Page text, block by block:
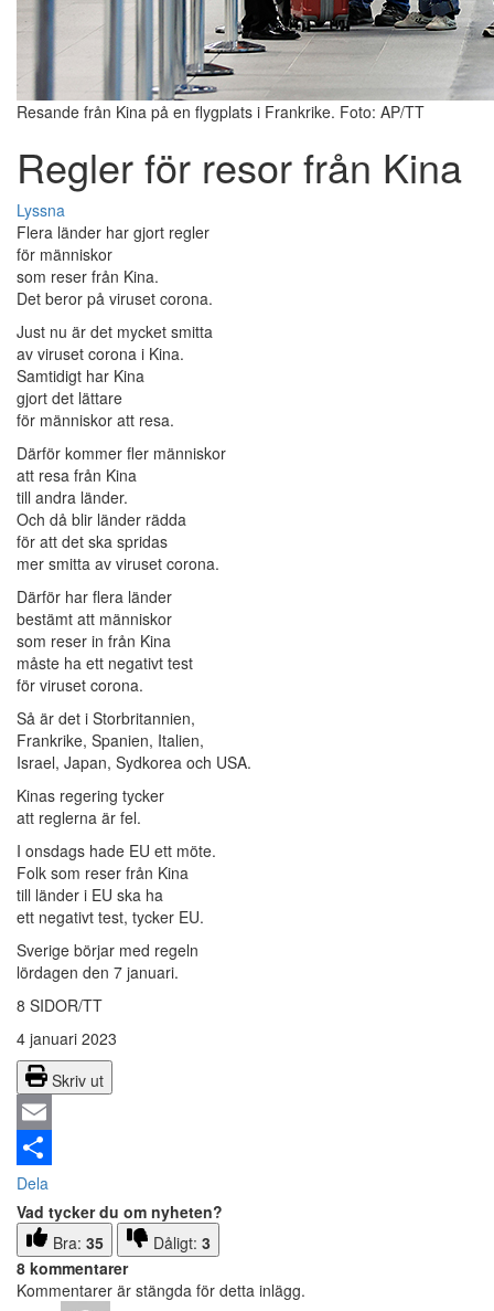
Resande från Kina på en flygplats i Frankrike. Foto: AP/TT
Regler för resor från Kina
Lyssna
Flera länder har gjort regler
för människor
som reser från Kina.
Det beror på viruset corona.
Just nu är det mycket smitta
av viruset corona i Kina.
Samtidigt har Kina
gjort det lättare
för människor att resa.
Därför kommer fler människor
att resa från Kina
till andra länder.
Och då blir länder rädda
för att det ska spridas
mer smitta av viruset corona.
Därför har flera länder
bestämt att människor
som reser in från Kina
måste ha ett negativt test
för viruset corona.
Så är det i Storbritannien,
Frankrike, Spanien, Italien,
Israel, Japan, Sydkorea och USA.
Kinas regering tycker
att reglerna är fel.
I onsdags hade EU ett möte.
Folk som reser från Kina
till länder i EU ska ha
ett negativt test, tycker EU.
Sverige börjar med regeln
lördagen den 7 januari.
8 SIDOR/TT
4 januari 2023
Skriv ut
Email
Dela
Vad tycker du om nyheten?
Bra: 35 Dåligt: 3
8 kommentarer
Kommentarer är stängda för detta inlägg.